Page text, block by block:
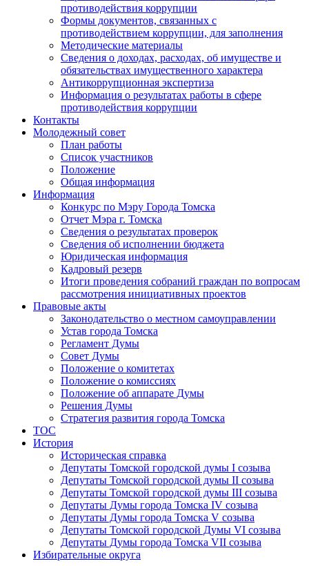
противодействия коррупции
Формы документов, связанных с
противодействием коррупции, для заполнения
Методические материалы
Сведения о доходах, расходах, об имуществе и
обязательствах имущественного характера
Антикоррупционная экспертиза
Информация о результатах работы в сфере
противодействия коррупции
Контакты
Молодежный совет
План работы
Список участников
Положение
Общая информация
Информация
Конкурс по Мэру Города Томска
Отчет Мэра г. Томска
Сведения о результатах проверок
Сведения об исполнении бюджета
Юридическая информация
Кадровый резерв
Итоги проведения собраний граждан по вопросам
рассмотрения инициативных проектов
Правовые акты
Законодательство о местном самоуправлении
Устав города Томска
Регламент Думы
Совет Думы
Положение о комитетах
Положение о комиссиях
Положение об аппарате Думы
Решения Думы
Стратегия развития города Томска
ТОС
История
Историческая справка
Депутаты Томской городской думы I созыва
Депутаты Томской городской думы II созыва
Депутаты Томской городской думы III созыва
Депутаты Думы города Томска IV созыва
Депутаты Думы города Томска V созыва
Депутаты Томской городской Думы VI созыва
Депутаты Думы города Томска VII созыва
Избирательные округа